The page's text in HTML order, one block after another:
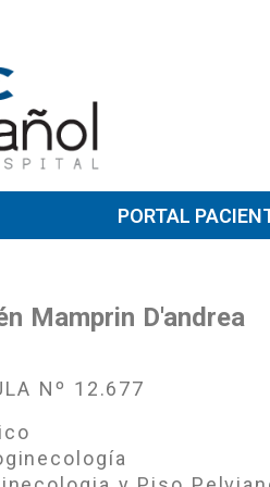
PORTAL
Mamprin D'andrea
Nº 12.677